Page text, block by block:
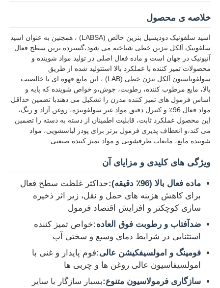
خانه
محصولات
فیلم های
دربارهی ما
کارخانه تور
خلاصه ی محصول
اسید سلفونیک دودیسیل بنزین خالص (LABSA) ، همچنین به عنوان اسید
سلفونیک آلکل بنزین خطی شناخته می شود،گسترده ترین سطح فعال
آنیونیک در جهان است و ماده فعال اصلی در تولید مواد شوینده و
محصولات تمیز کننده با عملکرد بالا استتولید شده از طریق
سولفوناسیون آلکل بنزن خطی (LAB) ، این مایع قهوه ای با خالصیت
بالا، مایع مرطوب کننده، رطوبت، جوش،و خواص شوینده که پایه و
اساس فرمول های تمیز کننده مدرن را تشکیل می دهندبا تضمین حداقل
مواد فعال 96٪ و کنترل دقیق مواد غیر سولفونیزه، روغن آزاد و رنگ،
این محصول عملکرد ثابت، قابلیت اطمینان از دسته به دسته را تضمین
می کند،و انعطاف پذیری فرمول برتر برای پودر لباسشویی، مواد
شوینده مایع، مایعات ظرفشویی و مواد تمیز کننده صنعتی.
ویژگی های کلیدی و مزایای آن
ماده فعال بالا (96٪ دقیقه):
حداکثر غلظت سطح فعال
برای کاهش هزینه های حمل و نقل، زیر اثر ذخیره
سازی کوچکتر و افزایش اقتصاد فرمول
ضدآفتاب و رطوبت فوق العاده:خواص تمیز کننده
استثنایی در شرایط دمای وسیع و سختی آب
فومینگ و امولسیفکیشن عالی:فوم پایدار و غنی با
امولسیفاسیون عالی روغن ها و چربی ها
سازگاری فرمولاسیون متنوع:بسیار سازگار با سایر